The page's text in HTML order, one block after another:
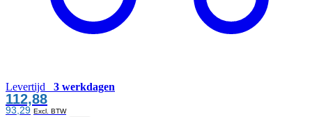
Levertijd 3 werkdagen
112,88
93,29